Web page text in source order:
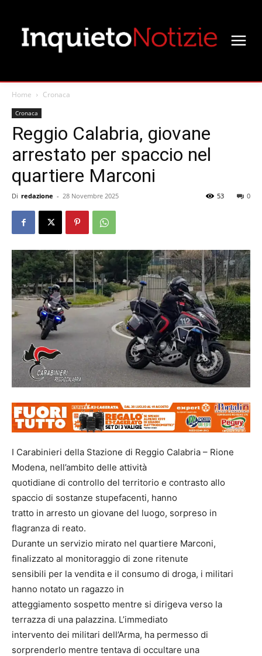
Home Cronaca
Cronaca
Reggio Calabria, giovane
arrestato per spaccio nel
quartiere Marconi
Di redazione - 28 Novembre 2025 0
53
I Carabinieri della Stazione di Reggio Calabria – Rione
Modena, nell’ambito delle attività
quotidiane di controllo del territorio e contrasto allo
spaccio di sostanze stupefacenti, hanno
tratto in arresto un giovane del luogo, sorpreso in
flagranza di reato.
Durante un servizio mirato nel quartiere Marconi,
finalizzato al monitoraggio di zone ritenute
sensibili per la vendita e il consumo di droga, i militari
hanno notato un ragazzo in
atteggiamento sospetto mentre si dirigeva verso la
terrazza di una palazzina. L’immediato
intervento dei militari dell’Arma, ha permesso di
sorprenderlo mentre tentava di occultare una